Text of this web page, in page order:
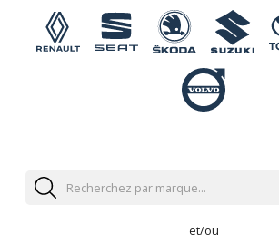
et/ou